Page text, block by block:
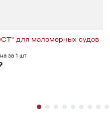
для маломерных судов
за 1 шт